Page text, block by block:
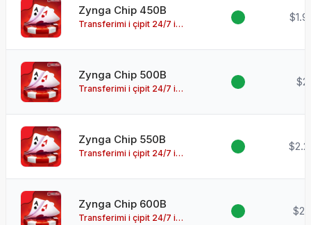
Zynga Chip 450B
Transferimi i çipit 24/7 i
Zynga Chip 500B
Transferimi i çipit 24/7 i
Zynga Chip 550B
Transferimi i çipit 24/7 i
Zynga Chip 600B
Transferimi i çipit 24/7 i